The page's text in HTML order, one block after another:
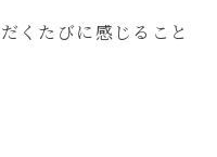
くたびに感じること